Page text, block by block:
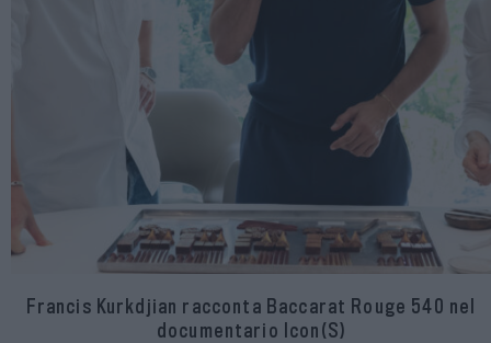
Francis Kurkdjian racconta Baccarat Rouge 540 nel
documentario Icon(S)